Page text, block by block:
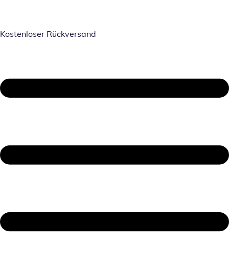
Kostenloser Rückversand